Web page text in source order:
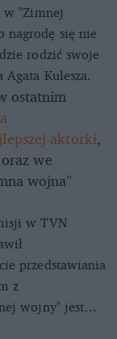
w "Zimnej
nagrodę się nie
rodzić swoje
Kulesza.
ostatnim
aktorki,
oraz we
wojna"
w TVN
przedstawiania
z
wojny" jest…